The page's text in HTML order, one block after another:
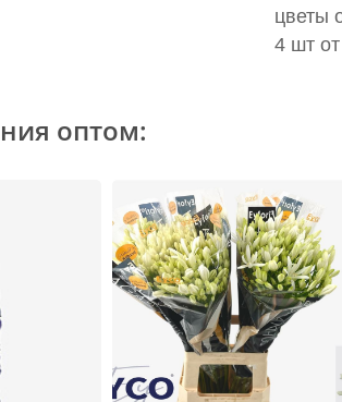
цветы
4 шт
оптом: